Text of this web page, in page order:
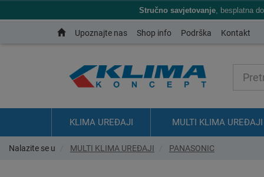
Stručno savjetovanje, besplatna
Upoznajte nas Shop info Podrška Kontakt
KLIMA UREĐAJI MULTI KLIMA UREĐAJI
Nalazite se u MULTI KLIMA UREĐAJI PANASONIC